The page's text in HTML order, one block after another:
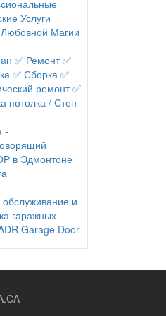
Услуги
Магии
✅ Ремонт ✅
✅ Сборка ✅
ремонт ✅
потолка / Стен
-
в Эдмонтоне
и
гаражных
Garage Door